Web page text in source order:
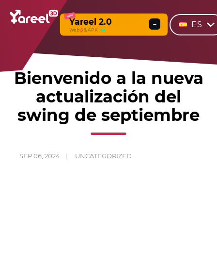
NEW
Yareel 2.0
Webβ & APK
→ ES
Bienvenido a la nueva
actualización del
swing de septiembre
SEP 06, 2024 UNCATEGORIZED